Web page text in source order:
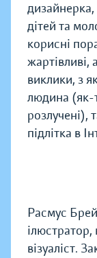
дизайнерка,
дітей та
корисні
жартівливі,
виклики, з
людина (як-
розлучені),
підлітка в
Расмус
візуаліст.